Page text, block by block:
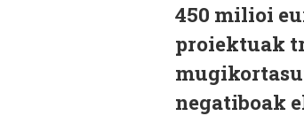
450 milioi
proiektuak
negatiboak